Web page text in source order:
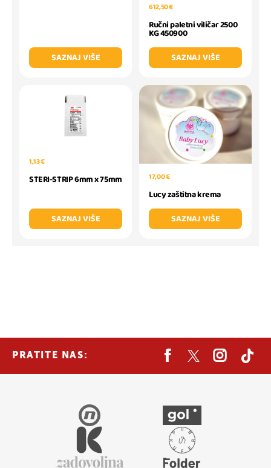
SAZNAJ VIŠE
612,50 €
Ručni paletni viličar 2500
KG 450900
SAZNAJ VIŠE
1,13 €
STERI-STRIP 6mm x 75mm
SAZNAJ VIŠE
17,00 €
Lucy zaštitna krema
SAZNAJ VIŠE
PRATITE NAS: